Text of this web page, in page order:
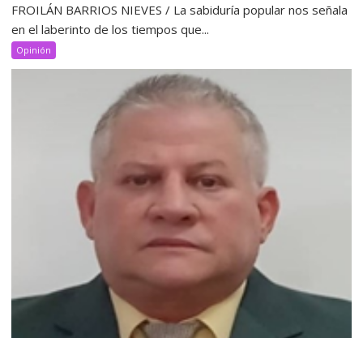
FROILÁN BARRIOS NIEVES / La sabiduría popular nos señala
en el laberinto de los tiempos que...
Opinión